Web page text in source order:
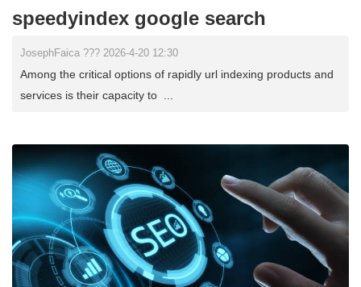
speedyindex google search
JosephFaica ??? 2026-4-20 12:30
Among the critical options of rapidly url indexing products and
services is their capacity to ...